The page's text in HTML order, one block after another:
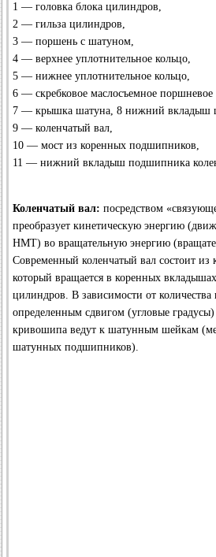
1 — головка блока цилиндров,
2 — гильза цилиндров,
3 — поршень с шатуном,
4 — верхнее уплотнительное кольцо,
5 — нижнее уплотнительное кольцо,
6 — скребковое маслосъемное поршневое
7 — крышка шатуна, 8 нижний вкладыш
9 — коленчатый вал,
10 — мост из коренных подшипников,
11 — нижний вкладыш подшипника
Коленчатый вал: посредством
преобразует кинетическую энергию
НМТ) во вращательную энергию
Современный коленчатый вал состоит из
который вращается в коренных
цилиндров. В зависимости от количества
определенным сдвигом (угловые
кривошипа ведут к шатунным шейкам
шатунных подшипников).